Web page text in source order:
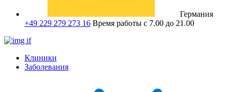
Германия
+49 229 279 273 16 Время работы с 7.00 до 21.00
Клиники
Заболевания